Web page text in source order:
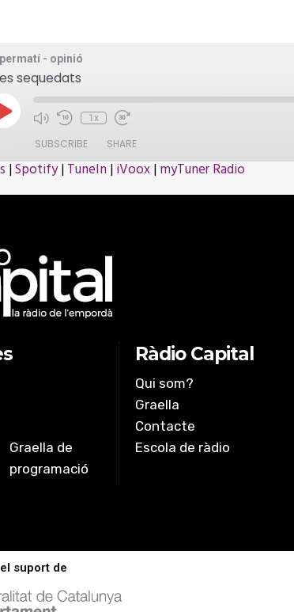
- opinió
sequedats
Play
Episode
1x
SUBSCRIBE SHARE
Spotify
|Spotify|TuneIn |iVoox|myTuner Radio
Graella de
programació
Ràdio Capital
Qui som?
Graella
Contacte
Escola de ràdio
suport de